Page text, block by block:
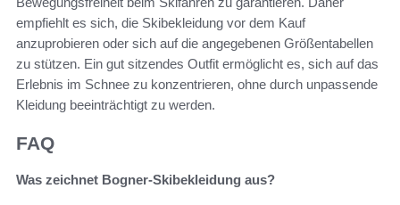
empfiehlt es sich, die Skibekleidung vor dem Kauf
anzuprobieren oder sich auf die angegebenen Größentabellen
zu stützen. Ein gut sitzendes Outfit ermöglicht es, sich auf das
Erlebnis im Schnee zu konzentrieren, ohne durch unpassende
Kleidung beeinträchtigt zu werden.
FAQ
Was zeichnet Bogner-Skibekleidung aus?